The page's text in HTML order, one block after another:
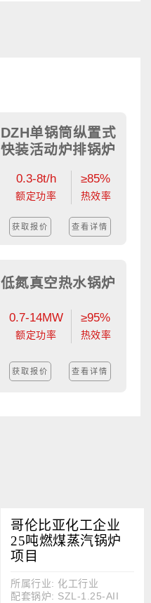
DZH单锅筒纵置式
快装活动炉排锅炉
0.3-8t/h
额定功率
≥85%
热效率
获取报价 查看详情
低氮真空热水锅炉
0.7-14MW
额定功率
≥95%
热效率
获取报价 查看详情
哥伦比亚化工企业
25吨燃煤蒸汽锅炉
项目
所属行业: 化工行业
配套锅炉: SZL-1.25-AII